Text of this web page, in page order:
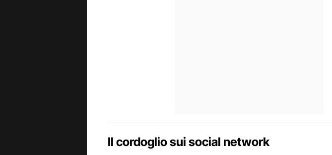
Il cordoglio sui social network